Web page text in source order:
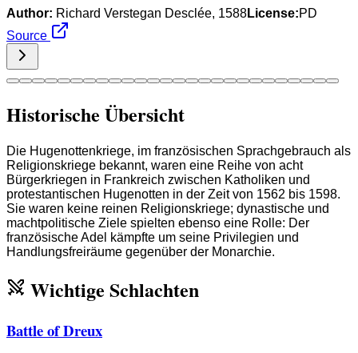
Author: Richard Verstegan Desclée, 1588License:PD
Source
Historische Übersicht
Die Hugenottenkriege, im französischen Sprachgebrauch als
Religionskriege bekannt, waren eine Reihe von acht
Bürgerkriegen in Frankreich zwischen Katholiken und
protestantischen Hugenotten in der Zeit von 1562 bis 1598.
Sie waren keine reinen Religionskriege; dynastische und
machtpolitische Ziele spielten ebenso eine Rolle: Der
französische Adel kämpfte um seine Privilegien und
Handlungsfreiräume gegenüber der Monarchie.
Wichtige Schlachten
Battle of Dreux